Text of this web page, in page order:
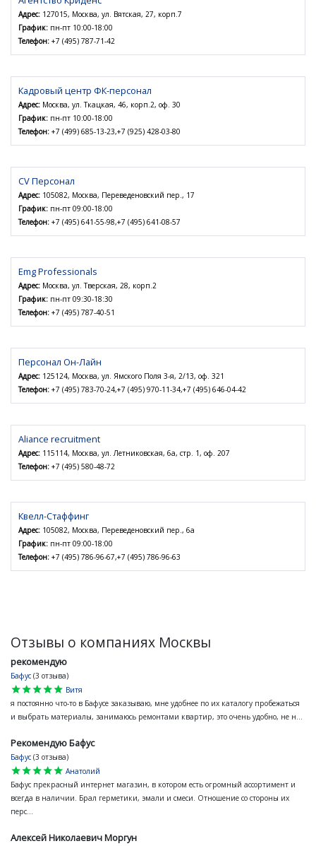
Адрес: 127015, Москва, ул. Вятская, 27, корп.7
График: пн-пт 10:00-18:00
Телефон: +7 (495) 787-71-42
Кадровый центр ФК-персонал
Адрес: Москва, ул. Ткацкая, 46, корп.2, оф. 30
График: пн-пт 10:00-18:00
Телефон: +7 (499) 685-13-23,+7 (925) 428-03-80
CV Персонал
Адрес: 105082, Москва, Переведеновский пер., 17
График: пн-пт 09:00-18:00
Телефон: +7 (495) 641-55-98,+7 (495) 641-08-57
Emg Professionals
Адрес: Москва, ул. Тверская, 28, корп.2
График: пн-пт 09:30-18:30
Телефон: +7 (495) 787-40-51
Персонал Он-Лайн
Адрес: 125124, Москва, ул. Ямского Поля 3-я, 2/13, оф. 321
Телефон: +7 (495) 783-70-24,+7 (495) 970-11-34,+7 (495) 646-04-42
Aliance recruitment
Адрес: 115114, Москва, ул. Летниковская, 6а, стр. 1, оф. 207
Телефон: +7 (495) 580-48-72
Квелл-Стаффинг
Адрес: 105082, Москва, Переведеновский пер., 6а
График: пн-пт 09:00-18:00
Телефон: +7 (495) 786-96-67,+7 (495) 786-96-63
Отзывы о компаниях Москвы
рекомендую
Бафус (3 отзыва)
star
star
star
star
star
Витя
я постоянно что-то в Бафусе заказываю, мне удобнее по их каталогу пробежаться
и выбрать материалы, занимаюсь ремонтами квартир, это очень удобно, не н...
Рекомендую Бафус
Бафус (3 отзыва)
star
star
star
star
star
Анатолий
Бафус прекрасный интернет магазин, в котором есть огромный ассортимент и
всегда в наличии. Брал герметики, эмали и смеси. Отношение со стороны их
перс...
Алексей Николаевич Моргун